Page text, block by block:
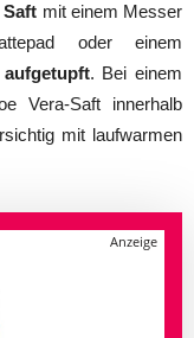
Saft mit einem Messer
oder einem
. Bei einem
Vera-Saft innerhalb
mit laufwarmen